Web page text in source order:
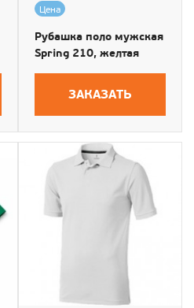
Цена
Рубашка поло мужская
Spring 210, желтая
ЗАКАЗАТЬ